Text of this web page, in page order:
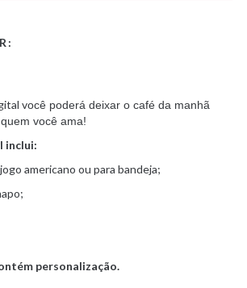
você poderá deixar o café da manhã
você ama!
inclui:
americano ou para bandeja;
personalização.